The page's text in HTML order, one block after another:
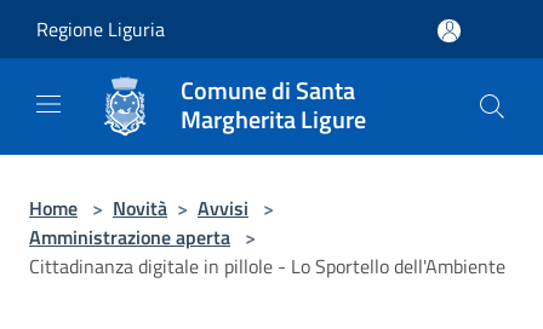
Regione Liguria
Comune di Santa
Margherita Ligure
Home > Novità > Avvisi >
Amministrazione aperta >
Cittadinanza digitale in pillole - Lo Sportello dell'Ambiente